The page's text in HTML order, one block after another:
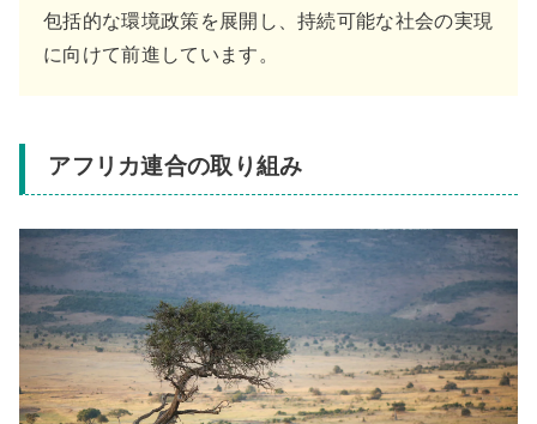
包括的な環境政策を展開し、持続可能な社会の実現
に向けて前進しています。
アフリカ連合の取り組み